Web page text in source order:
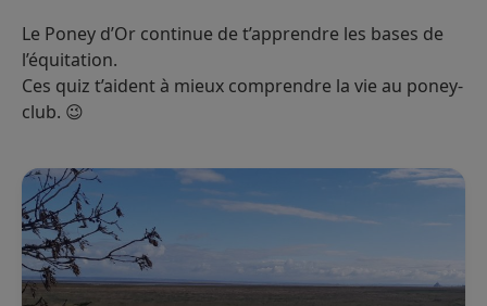
Le Poney d’Or continue de t’apprendre les bases de
l’équitation.
Ces quiz t’aident à mieux comprendre la vie au poney-
club. 😉